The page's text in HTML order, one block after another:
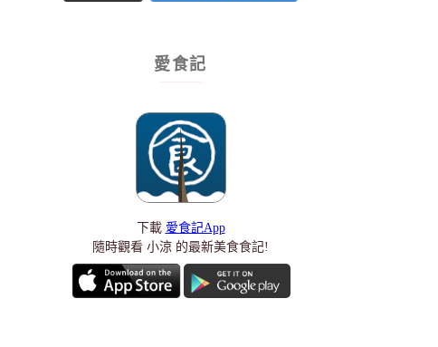
愛食記
下載 愛食記App
隨時觀看 小涼 的最新美食食記!